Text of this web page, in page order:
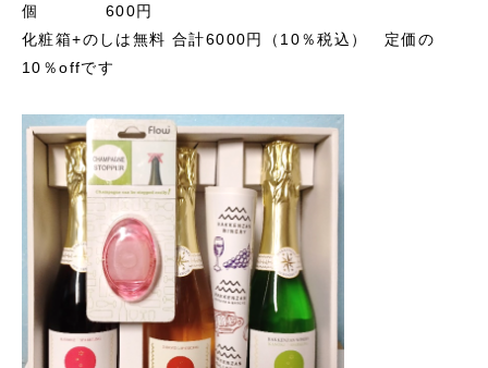
個 600円
化粧箱+のしは無料 合計6000円（10％税込） 定価の
10％offです